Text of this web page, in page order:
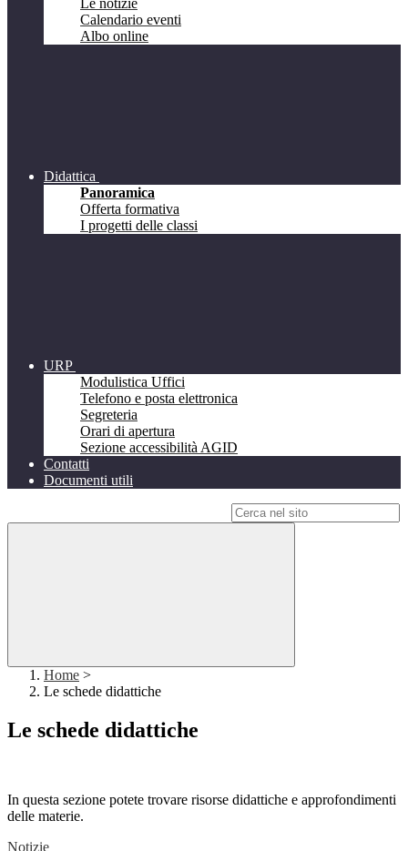
Le notizie
Calendario eventi
Albo online
Didattica
Panoramica
Offerta formativa
I progetti delle classi
URP
Modulistica Uffici
Telefono e posta elettronica
Segreteria
Orari di apertura
Sezione accessibilità AGID
Contatti
Documenti utili
Home >
Le schede didattiche
Le schede didattiche
In questa sezione potete trovare risorse didattiche e approfondimenti
delle materie.
Notizie